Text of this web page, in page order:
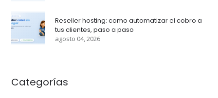
Reseller hosting: como automatizar el cobro a
tus clientes, paso a paso
agosto 04, 2026
Categorías